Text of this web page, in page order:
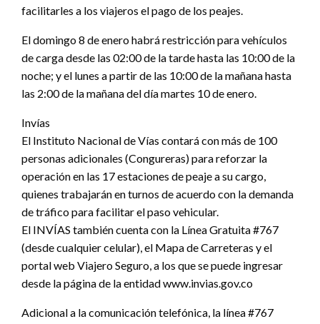
facilitarles a los viajeros el pago de los peajes.
El domingo 8 de enero habrá restricción para vehículos
de carga desde las 02:00 de la tarde hasta las 10:00 de la
noche; y el lunes a partir de las 10:00 de la mañana hasta
las 2:00 de la mañana del día martes 10 de enero.
Invías
El Instituto Nacional de Vías contará con más de 100
personas adicionales (Congureras) para reforzar la
operación en las 17 estaciones de peaje a su cargo,
quienes trabajarán en turnos de acuerdo con la demanda
de tráfico para facilitar el paso vehicular.
El INVÍAS también cuenta con la Línea Gratuita #767
(desde cualquier celular), el Mapa de Carreteras y el
portal web Viajero Seguro, a los que se puede ingresar
desde la página de la entidad www.invias.gov.co
Adicional a la comunicación telefónica, la línea #767